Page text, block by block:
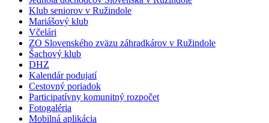
Klub seniorov v Ružindole
Mariášový klub
Včelári
ZO Slovenského zväzu záhradkárov v Ružindole
Šachový klub
DHZ
Kalendár podujatí
Cestovný poriadok
Participatívny komunitný rozpočet
Fotogaléria
Mobilná aplikácia